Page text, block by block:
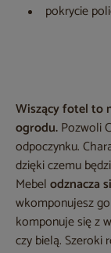
pokrycie
Wiszący fotel to
ogrodu.Pozwoli
odpoczynku.
dzięki czemu
Mebelodznacza
wkomponujesz
komponuje się z
czy bielą. Szeroki